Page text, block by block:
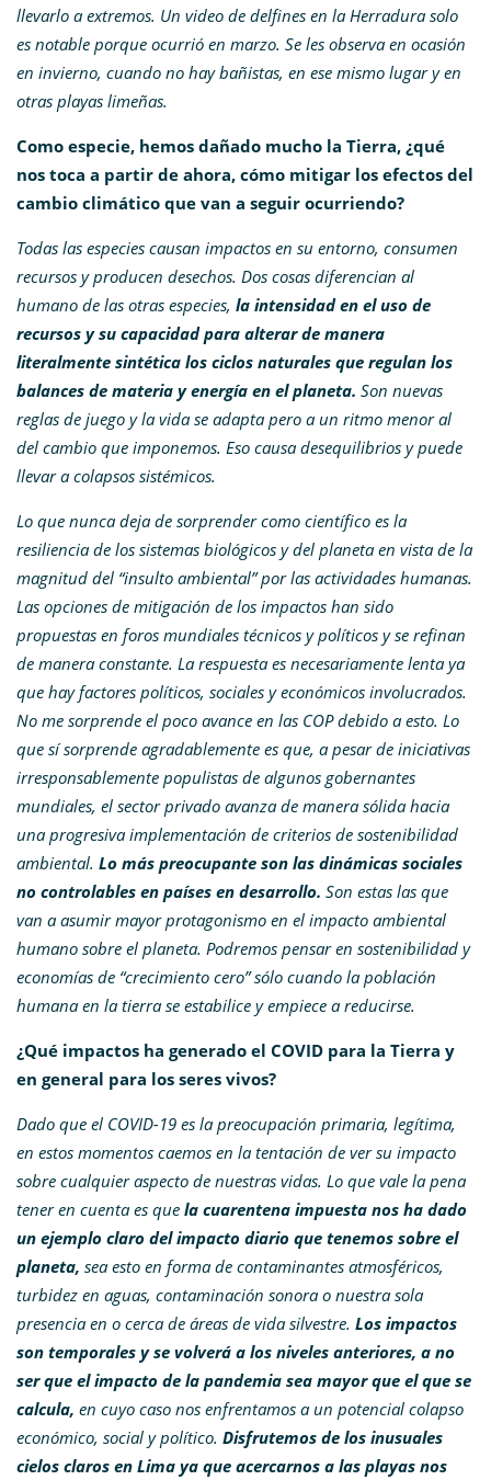
llevarlo a extremos. Un video de delfines en la Herradura solo
es notable porque ocurrió en marzo. Se les observa en ocasión
en invierno, cuando no hay bañistas, en ese mismo lugar y en
otras playas limeñas.
Como especie, hemos dañado mucho la Tierra, ¿qué
nos toca a partir de ahora, cómo mitigar los efectos del
cambio climático que van a seguir ocurriendo?
Todas las especies causan impactos en su entorno, consumen
recursos y producen desechos. Dos cosas diferencian al
humano de las otras especies, la intensidad en el uso de
recursos y su capacidad para alterar de manera
literalmente sintética los ciclos naturales que regulan los
balances de materia y energía en el planeta. Son nuevas
reglas de juego y la vida se adapta pero a un ritmo menor al
del cambio que imponemos. Eso causa desequilibrios y puede
llevar a colapsos sistémicos.
Lo que nunca deja de sorprender como científico es la
resiliencia de los sistemas biológicos y del planeta en vista de la
magnitud del “insulto ambiental” por las actividades humanas.
Las opciones de mitigación de los impactos han sido
propuestas en foros mundiales técnicos y políticos y se refinan
de manera constante. La respuesta es necesariamente lenta ya
que hay factores políticos, sociales y económicos involucrados.
No me sorprende el poco avance en las COP debido a esto. Lo
que sí sorprende agradablemente es que, a pesar de iniciativas
irresponsablemente populistas de algunos gobernantes
mundiales, el sector privado avanza de manera sólida hacia
una progresiva implementación de criterios de sostenibilidad
ambiental. Lo más preocupante son las dinámicas sociales
no controlables en países en desarrollo. Son estas las que
van a asumir mayor protagonismo en el impacto ambiental
humano sobre el planeta. Podremos pensar en sostenibilidad y
economías de “crecimiento cero” sólo cuando la población
humana en la tierra se estabilice y empiece a reducirse.
¿Qué impactos ha generado el COVID para la Tierra y
en general para los seres vivos?
Dado que el COVID-19 es la preocupación primaria, legítima,
en estos momentos caemos en la tentación de ver su impacto
sobre cualquier aspecto de nuestras vidas. Lo que vale la pena
tener en cuenta es que la cuarentena impuesta nos ha dado
un ejemplo claro del impacto diario que tenemos sobre el
planeta, sea esto en forma de contaminantes atmosféricos,
turbidez en aguas, contaminación sonora o nuestra sola
presencia en o cerca de áreas de vida silvestre. Los impactos
son temporales y se volverá a los niveles anteriores, a no
ser que el impacto de la pandemia sea mayor que el que se
calcula, en cuyo caso nos enfrentamos a un potencial colapso
económico, social y político. Disfrutemos de los inusuales
cielos claros en Lima ya que acercarnos a las playas nos